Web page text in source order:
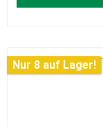
Nur 8 auf Lager!